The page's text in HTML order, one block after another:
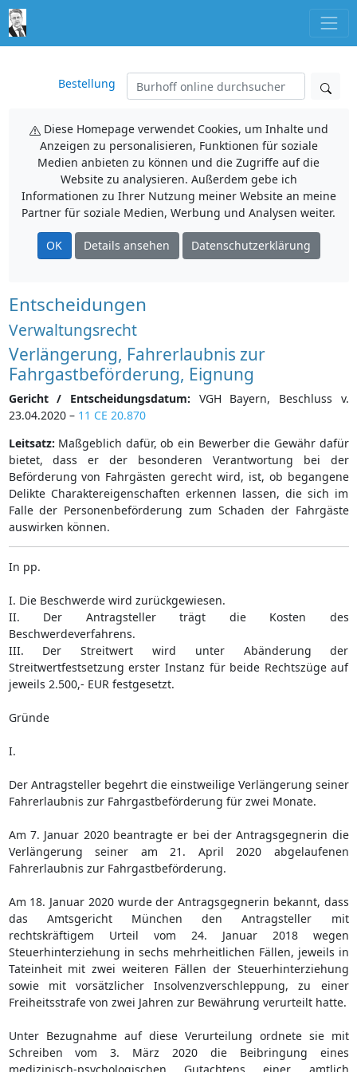
Bestellung
Diese Homepage verwendet Cookies, um Inhalte und
Anzeigen zu personalisieren, Funktionen für soziale
Medien anbieten zu können und die Zugriffe auf die
Website zu analysieren. Außerdem gebe ich
Informationen zu Ihrer Nutzung meiner Website an meine
Partner für soziale Medien, Werbung und Analysen weiter.
OK Details ansehen Datenschutzerklärung
Entscheidungen
Verwaltungsrecht
Verlängerung, Fahrerlaubnis zur
Fahrgastbeförderung, Eignung
Gericht / Entscheidungsdatum: VGH Bayern, Beschluss v.
23.04.2020 – 11 CE 20.870
Leitsatz: Maßgeblich dafür, ob ein Bewerber die Gewähr dafür
bietet, dass er der besonderen Verantwortung bei der
Beförderung von Fahrgästen gerecht wird, ist, ob begangene
Delikte Charaktereigenschaften erkennen lassen, die sich im
Falle der Personenbeförderung zum Schaden der Fahrgäste
auswirken können.
In pp.
I. Die Beschwerde wird zurückgewiesen.
II. Der Antragsteller trägt die Kosten des
Beschwerdeverfahrens.
III. Der Streitwert wird unter Abänderung der
Streitwertfestsetzung erster Instanz für beide Rechtszüge auf
jeweils 2.500,- EUR festgesetzt.
Gründe
I.
Der Antragsteller begehrt die einstweilige Verlängerung seiner
Fahrerlaubnis zur Fahrgastbeförderung für zwei Monate.
Am 7. Januar 2020 beantragte er bei der Antragsgegnerin die
Verlängerung seiner am 21. April 2020 abgelaufenen
Fahrerlaubnis zur Fahrgastbeförderung.
Am 18. Januar 2020 wurde der Antragsgegnerin bekannt, dass
das Amtsgericht München den Antragsteller mit
rechtskräftigem Urteil vom 24. Januar 2018 wegen
Steuerhinterziehung in sechs mehrheitlichen Fällen, jeweils in
Tateinheit mit zwei weiteren Fällen der Steuerhinterziehung
sowie mit vorsätzlicher Insolvenzverschleppung, zu einer
Freiheitsstrafe von zwei Jahren zur Bewährung verurteilt hatte.
Unter Bezugnahme auf diese Verurteilung ordnete sie mit
Schreiben vom 3. März 2020 die Beibringung eines
medizinisch-psychologischen Gutachtens einer amtlich